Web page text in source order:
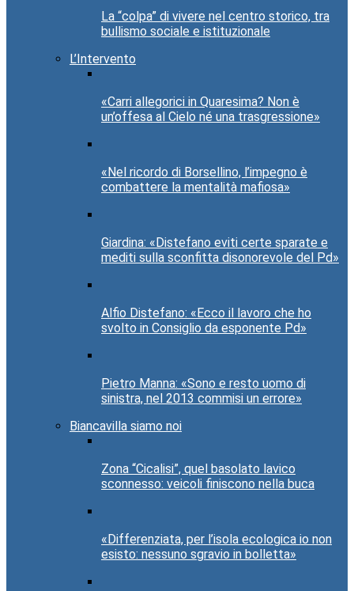
La “colpa” di vivere nel centro storico, tra
bullismo sociale e istituzionale
L’Intervento
«Carri allegorici in Quaresima? Non è
un’offesa al Cielo né una trasgressione»
«Nel ricordo di Borsellino, l’impegno è
combattere la mentalità mafiosa»
Giardina: «Distefano eviti certe sparate e
mediti sulla sconfitta disonorevole del Pd»
Alfio Distefano: «Ecco il lavoro che ho
svolto in Consiglio da esponente Pd»
Pietro Manna: «Sono e resto uomo di
sinistra, nel 2013 commisi un errore»
Biancavilla siamo noi
Zona “Cicalisi”, quel basolato lavico
sconnesso: veicoli finiscono nella buca
«Differenziata, per l’isola ecologica io non
esisto: nessuno sgravio in bolletta»